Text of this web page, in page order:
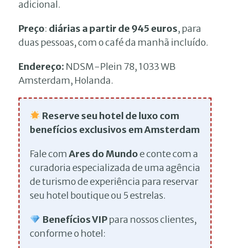
adicional.
Preço: diárias a partir de 945 euros, para
duas pessoas, com o café da manhã incluído.
Endereço: NDSM-Plein 78, 1033 WB
Amsterdam, Holanda.
Reserve seu hotel de luxo com
benefícios exclusivos em Amsterdam
Fale comAres do Mundoe conte com a
curadoria especializada de uma agência
de turismo de experiência para reservar
seu hotel boutique ou 5 estrelas.
Benefícios VIPpara nossos clientes,
conforme o hotel: